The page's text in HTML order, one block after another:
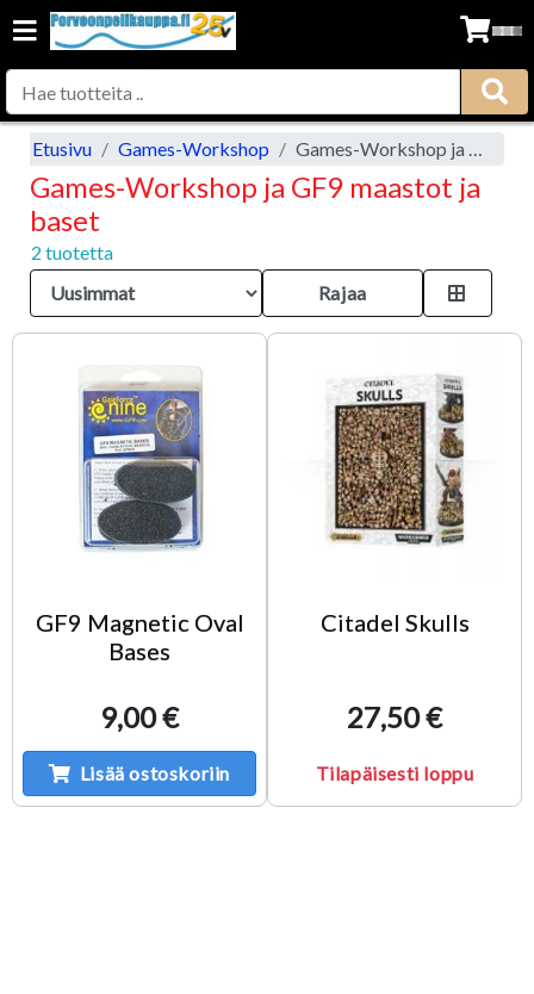
Etusivu Games-Workshop Games-Workshop ja GF9 maastot ja baset
Games-Workshop ja GF9 maastot ja
baset
2 tuotetta
Rajaa
GF9 Magnetic Oval
Bases
9,00 €
Lisää ostoskoriin
Citadel Skulls
27,50 €
Tilapäisesti loppu